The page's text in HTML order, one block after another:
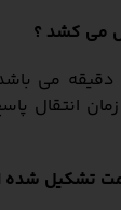
می کشد ؟
و 10 دقیقه زمان
تشکیل